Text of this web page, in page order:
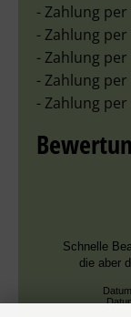
- Zahlung
- Zahlung
- Zahlung
- Zahlung
- Zahlung
Schnelle
die aber